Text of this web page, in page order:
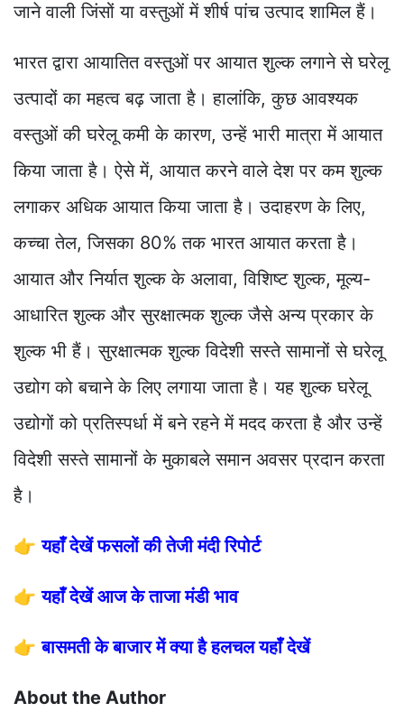
जाने वाली जिंसों या वस्तुओं में शीर्ष पांच उत्पाद शामिल हैं।
भारत द्वारा आयातित वस्तुओं पर आयात शुल्क लगाने से घरेलू
उत्पादों का महत्व बढ़ जाता है। हालांकि, कुछ आवश्यक
वस्तुओं की घरेलू कमी के कारण, उन्हें भारी मात्रा में आयात
किया जाता है। ऐसे में, आयात करने वाले देश पर कम शुल्क
लगाकर अधिक आयात किया जाता है। उदाहरण के लिए,
कच्चा तेल, जिसका 80% तक भारत आयात करता है।
आयात और निर्यात शुल्क के अलावा, विशिष्ट शुल्क, मूल्य-
आधारित शुल्क और सुरक्षात्मक शुल्क जैसे अन्य प्रकार के
शुल्क भी हैं। सुरक्षात्मक शुल्क विदेशी सस्ते सामानों से घरेलू
उद्योग को बचाने के लिए लगाया जाता है। यह शुल्क घरेलू
उद्योगों को प्रतिस्पर्धा में बने रहने में मदद करता है और उन्हें
विदेशी सस्ते सामानों के मुकाबले समान अवसर प्रदान करता
है।
👉यहाँ देखें फसलों की तेजी मंदी रिपोर्ट
👉यहाँ देखें आज के ताजा मंडी भाव
👉बासमती के बाजार में क्या है हलचल यहाँ देखें
About the Author